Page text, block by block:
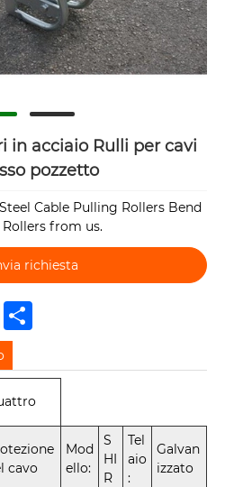
in acciaio Rulli per cavi
pozzetto
Cable Pulling Rollers Bend
from us.
richiesta
LinkedIn
cavo
Mod
ello:
S
HI
R
Tel
aio
:
Galvan
izzato